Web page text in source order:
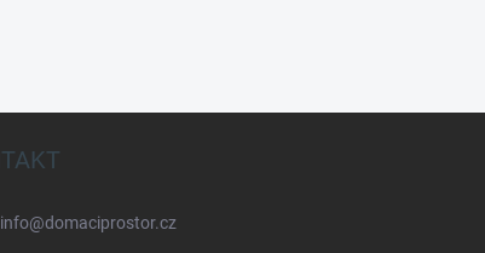
info@domaciprostor.cz